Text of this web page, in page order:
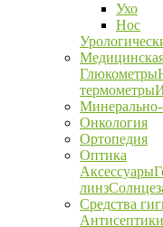
Ухо
Нос
Глюкометры
термометры
Минерально-
Онкология
Ортопедия
Оптика
Аксессуары
линз
Средства
Антисептики